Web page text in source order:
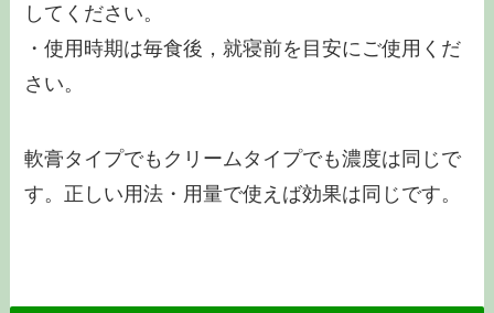
してください。
・使用時期は毎食後，就寝前を目安にご使用くだ
さい。
軟膏タイプでもクリームタイプでも濃度は同じで
す。正しい用法・用量で使えば効果は同じです。